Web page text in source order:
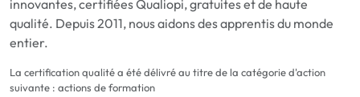
innovantes, certifiées Qualiopi, gratuites et de haute
qualité. Depuis 2011, nous aidons des apprentis du monde
entier.
La certification qualité a été délivré au titre de la catégorie d'action
suivante : actions de formation